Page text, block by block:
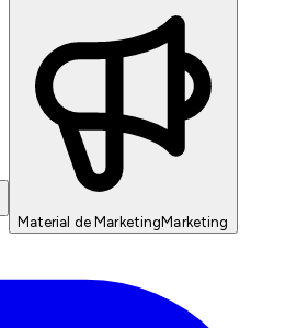
Material de MarketingMarketing